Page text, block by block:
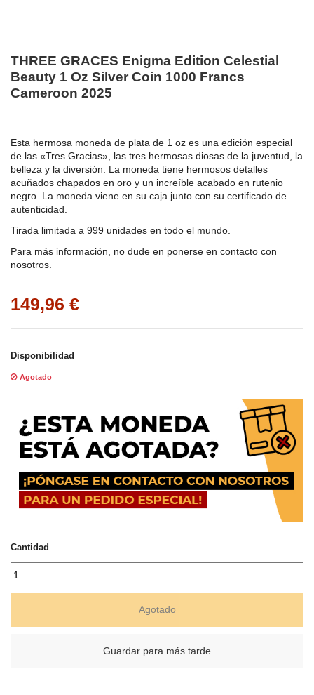
THREE GRACES Enigma Edition Celestial
Beauty 1 Oz Silver Coin 1000 Francs
Cameroon 2025
Esta hermosa moneda de plata de 1 oz es una edición especial
de las «Tres Gracias», las tres hermosas diosas de la juventud, la
belleza y la diversión. La moneda tiene hermosos detalles
acuñados chapados en oro y un increíble acabado en rutenio
negro. La moneda viene en su caja junto con su certificado de
autenticidad.
Tirada limitada a 999 unidades en todo el mundo.
Para más información, no dude en ponerse en contacto con
nosotros.
149,96 €
Disponibilidad
Agotado
Cantidad
Agotado
Guardar para más tarde